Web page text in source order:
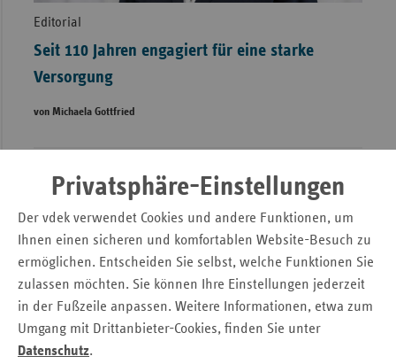
Privatsphäre-Einstellungen
Der vdek verwendet Cookies und andere Funktionen, um
Ihnen einen sicheren und komfortablen Website-Besuch zu
ermöglichen. Entscheiden Sie selbst, welche Funktionen Sie
zulassen möchten. Sie können Ihre Einstellungen jederzeit
in der Fußzeile anpassen. Weitere Informationen, etwa zum
Umgang mit Drittanbieter-Cookies, finden Sie unter
Datenschutz.
Editorial
Seit 110 Jahren engagiert für eine starke
Versorgung
von Michaela Gottfried